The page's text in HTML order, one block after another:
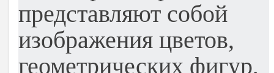
представляют собой
изображения цветов,
геометрических фигур,